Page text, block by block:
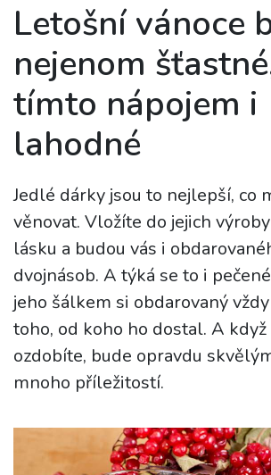
Letošní vánoce
nejenom
tímto nápojem i
lahodné
Jedlé dárky jsou to nejlepší, co
věnovat. Vložíte do jejich
lásku a budou vás i
dvojnásob. A týká se to i
jeho šálkem si obdarovaný
toho, od koho ho dostal. A
ozdobíte, bude opravdu
mnoho příležitostí.